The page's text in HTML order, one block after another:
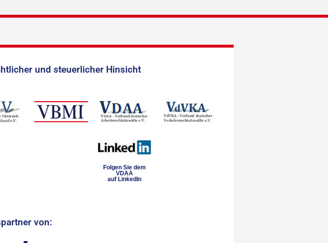
und steuerlicher Hinsicht
Folgen Sie dem
VDAA
auf LinkedIn
von: